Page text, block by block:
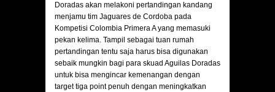
Doradas akan melakoni pertandingan kandang
menjamu tim Jaguares de Cordoba pada
Kompetisi Colombia Primera A yang memasuki
pekan kelima. Tampil sebagai tuan rumah
pertandingan tentu saja harus bisa digunakan
sebaik mungkin bagi para skuad Aguilas Doradas
untuk bisa mengincar kemenangan dengan
target tiga point penuh dengan meningkatkan